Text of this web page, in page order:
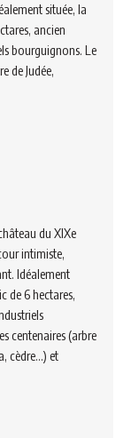
située, la
ancien
bourguignons. Le
de Judée,
du XIXe
intimiste,
Idéalement
de 6 hectares,
centenaires (arbre
cèdre…) et